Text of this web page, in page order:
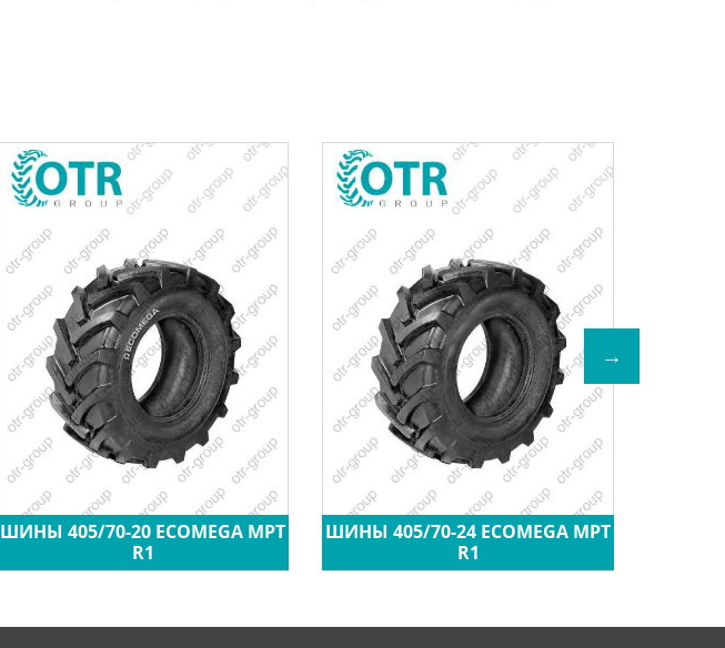
ШИНЫ 405/70-20 ECOMEGA MPT
R1
ШИНЫ 405/70-24 ECOMEGA MPT
R1